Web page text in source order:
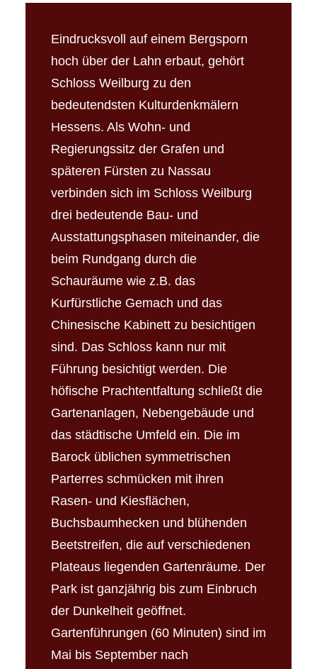
Eindrucksvoll auf einem Bergsporn
hoch über der Lahn erbaut, gehört
Schloss Weilburg zu den
bedeutendsten Kulturdenkmälern
Hessens. Als Wohn- und
Regierungssitz der Grafen und
späteren Fürsten zu Nassau
verbinden sich im Schloss Weilburg
drei bedeutende Bau- und
Ausstattungsphasen miteinander, die
beim Rundgang durch die
Schauräume wie z.B. das
Kurfürstliche Gemach und das
Chinesische Kabinett zu besichtigen
sind. Das Schloss kann nur mit
Führung besichtigt werden. Die
höfische Prachtentfaltung schließt die
Gartenanlagen, Nebengebäude und
das städtische Umfeld ein. Die im
Barock üblichen symmetrischen
Parterres schmücken mit ihren
Rasen- und Kiesflächen,
Buchsbaumhecken und blühenden
Beetstreifen, die auf verschiedenen
Plateaus liegenden Gartenräume. Der
Park ist ganzjährig bis zum Einbruch
der Dunkelheit geöffnet.
Gartenführungen (60 Minuten) sind im
Mai bis September nach